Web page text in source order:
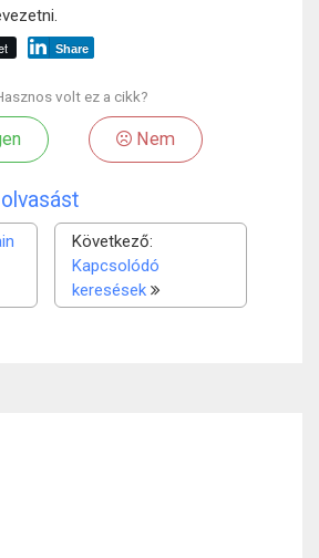
Share
volt ez a cikk?
Nem
Következő:
Kapcsolódó
keresések